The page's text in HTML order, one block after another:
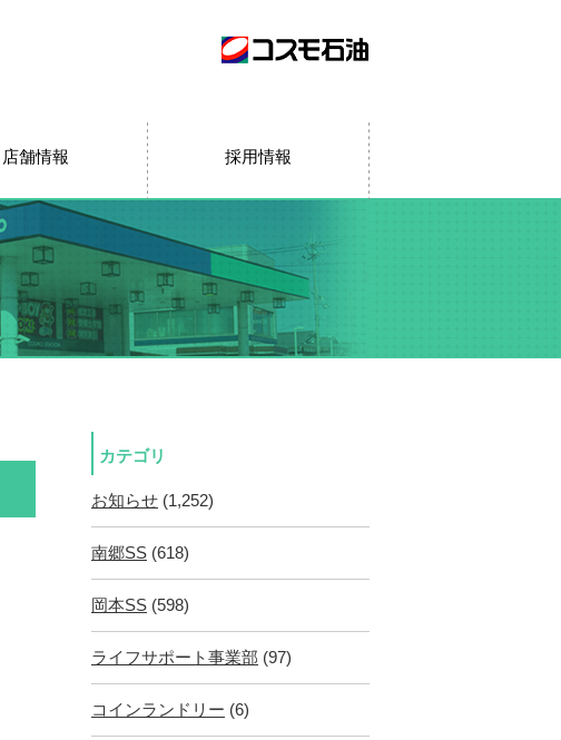
店舗情報 採用情報
カテゴリ
お知らせ (1,252)
南郷SS (618)
岡本SS (598)
ライフサポート事業部 (97)
コインランドリー (6)